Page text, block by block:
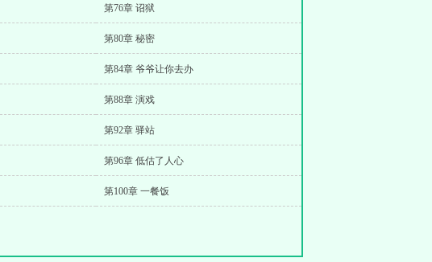
第76章 诏狱
第80章 秘密
第84章 爷爷让你去办
第88章 演戏
第92章 驿站
第96章 低估了人心
第100章 一餐饭